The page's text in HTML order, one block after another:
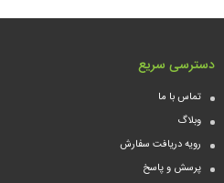
دسترسی سریع
تماس با ما
وبلاگ
رویه دریافت سفارش
پرسش و پاسخ